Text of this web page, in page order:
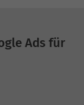
Ads für